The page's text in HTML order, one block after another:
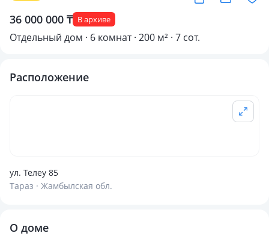
36 000 000 ₸ В архиве
Отдельный дом · 6 комнат · 200 м² · 7 сот.
Расположение
ул. Телеу 85
Тараз · Жамбылская обл.
О доме